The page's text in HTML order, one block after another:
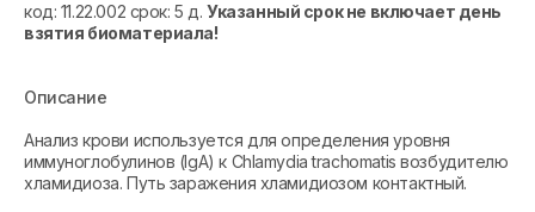
код: 11.22.002 срок: 5 д.Указанный срок не включает день
взятия биоматериала!
Описание
Анализ крови используется для определения уровня
иммуноглобулинов (IgА) к Chlamydia trachomatis возбудителю
хламидиоза. Путь заражения хламидиозом контактный.